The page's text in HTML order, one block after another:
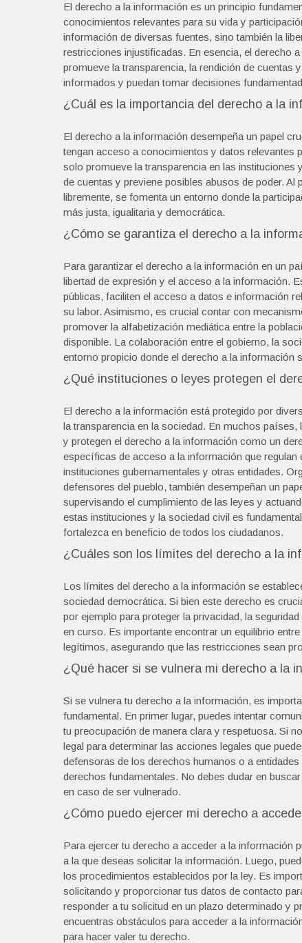
El derecho a la información es un principio
conocimientos relevantes para su vida y
información de diversas fuentes, sino también la
restricciones injustificadas. En esencia, el derecho
promueve la transparencia, la rendición de cuentas
informados y puedan tomar decisiones
¿Cuál es la importancia del derecho a la
El derecho a la información desempeña un papel
tengan acceso a conocimientos y datos relevantes
solo promueve la transparencia en las
de cuentas y previene posibles abusos de poder.
libremente, se fomenta un entorno donde la
más justa, igualitaria y democrática.
¿Cómo se garantiza el derecho a la
Para garantizar el derecho a la información en un
libertad de expresión y el acceso a la información.
públicas, faciliten el acceso a datos e información
su labor. Asimismo, es crucial contar con
promover la alfabetización mediática entre la
disponible. La colaboración entre el gobierno, la
entorno propicio donde el derecho a la información
¿Qué instituciones o leyes protegen el
El derecho a la información está protegido por
la transparencia en la sociedad. En muchos
y protegen el derecho a la información como un
específicas de acceso a la información que
instituciones gubernamentales y otras entidades.
defensores del pueblo, también desempeñan un
supervisando el cumplimiento de las leyes y
estas instituciones y la sociedad civil es
fortalezca en beneficio de todos los ciudadanos.
¿Cuáles son los límites del derecho a la
Los límites del derecho a la información se
sociedad democrática. Si bien este derecho es
por ejemplo para proteger la privacidad, la
en curso. Es importante encontrar un equilibrio
legítimos, asegurando que las restricciones sean
¿Qué hacer si se vulnera mi derecho a la
Si se vulnera tu derecho a la información, es
fundamental. En primer lugar, puedes intentar
tu preocupación de manera clara y respetuosa. Si
legal para determinar las acciones legales que
defensoras de los derechos humanos o a
derechos fundamentales. No debes dudar en
en caso de ser vulnerado.
¿Cómo puedo ejercer mi derecho a
Para ejercer tu derecho a acceder a la información
a la que deseas solicitar la información. Luego,
los procedimientos establecidos por la ley. Es
solicitando y proporcionar tus datos de contacto
responder a tu solicitud en un plazo determinado y
encuentras obstáculos para acceder a la
para hacer valer tu derecho.